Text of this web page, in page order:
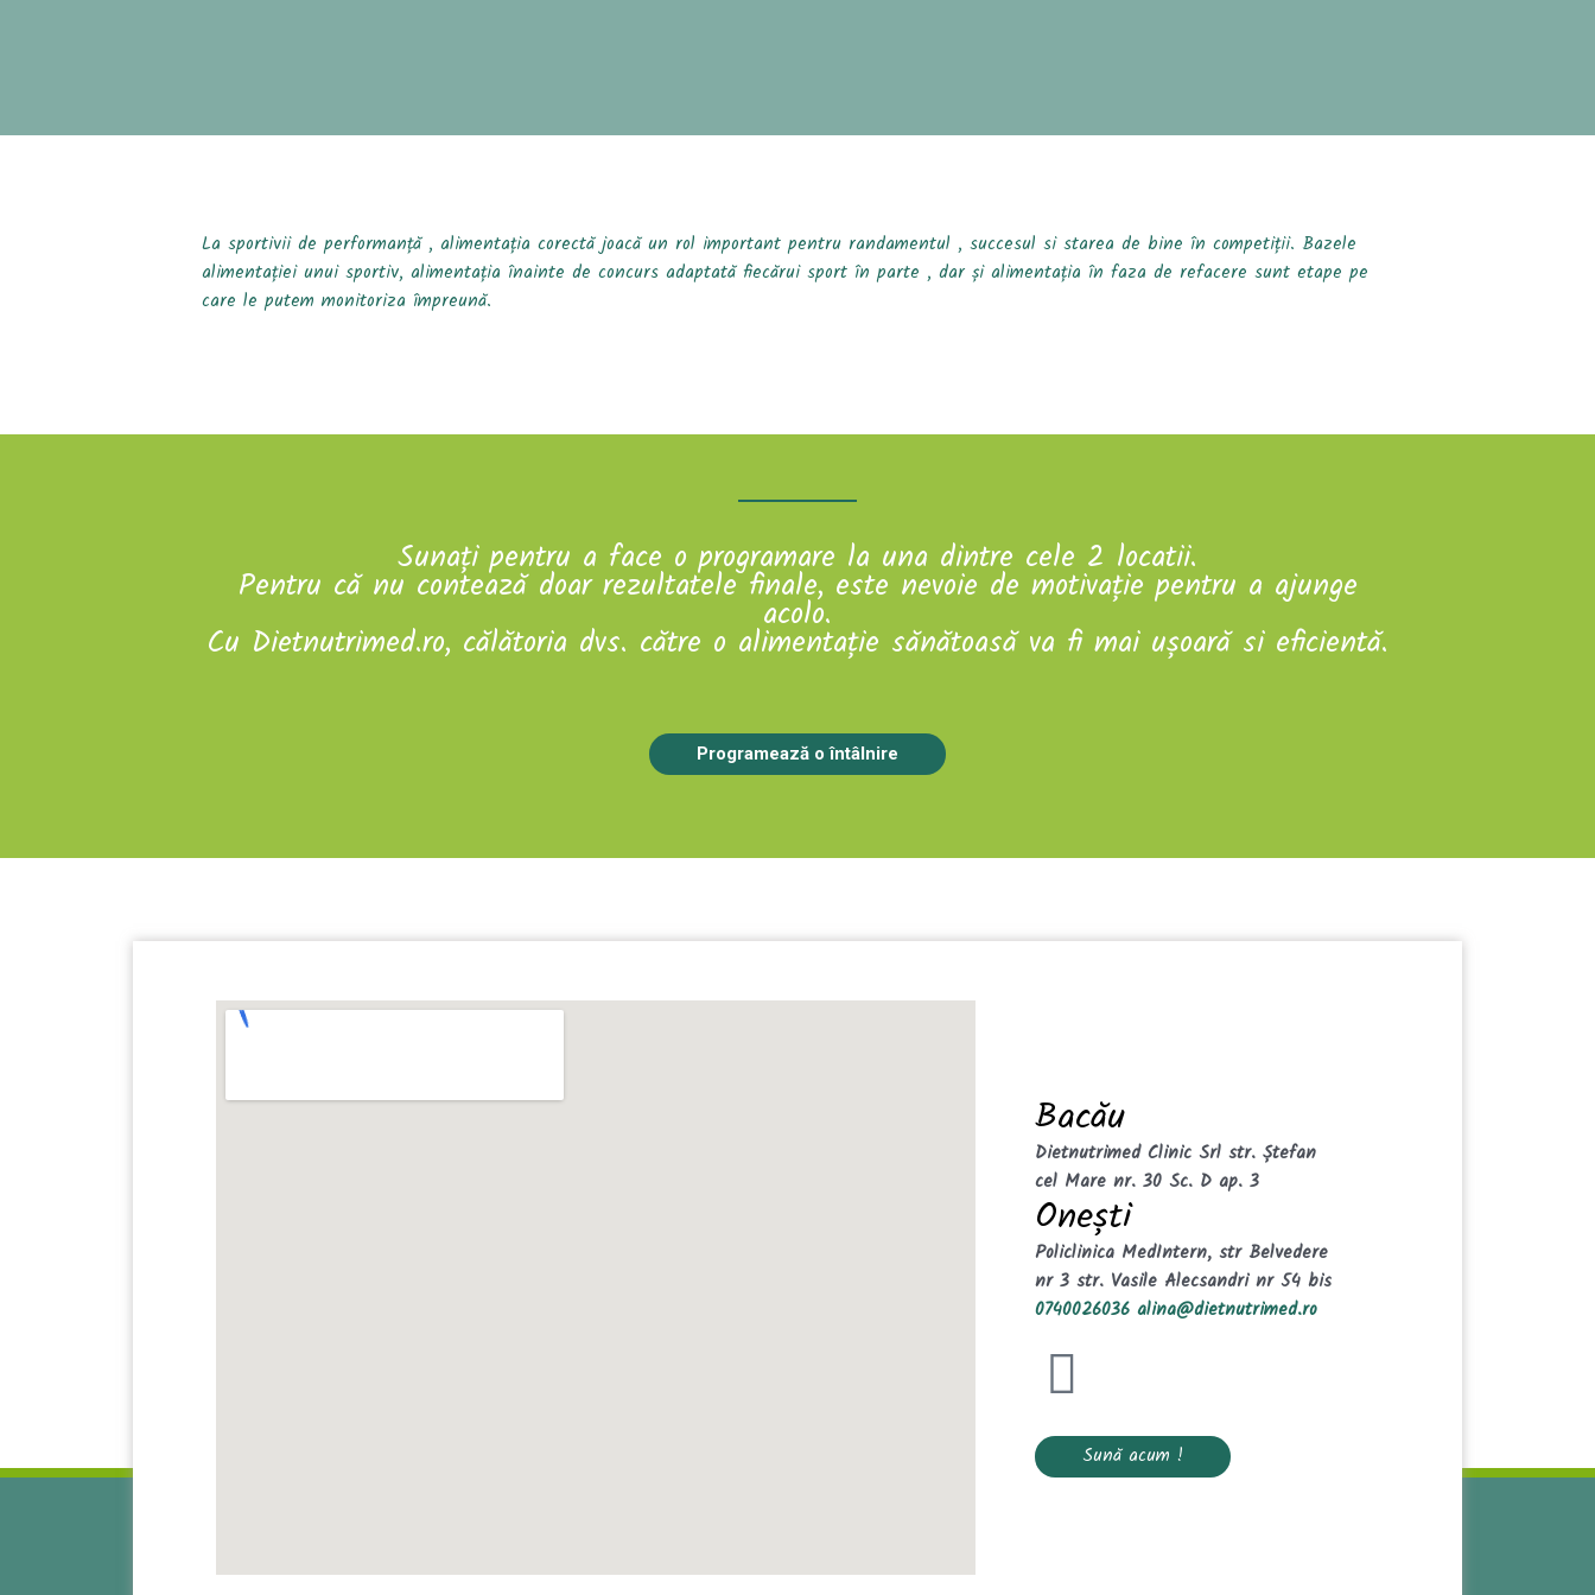
La sportivii de performanță , alimentația corectă joacă un rol important pentru randamentul , succesul si starea de bine în competiții. Bazele
alimentației unui sportiv, alimentația înainte de concurs adaptată fiecărui sport în parte , dar și alimentația în faza de refacere sunt etape pe
care le putem monitoriza împreună.
Sunați pentru a face o programare la una dintre cele 2 locatii.
Pentru că nu contează doar rezultatele finale, este nevoie de motivație pentru a ajunge
acolo.
Cu Dietnutrimed.ro, călătoria dvs. către o alimentație sănătoasăva fi mai ușoară si eficientă.
Programează o întâlnire
Bacău
Dietnutrimed Clinic Srl str. Ștefan
cel Mare nr. 30 Sc. D ap. 3
Onești
Policlinica MedIntern, str Belvedere
nr 3 str. Vasile Alecsandri nr 54 bis
0740026036 alina@dietnutrimed.ro
Sună acum !